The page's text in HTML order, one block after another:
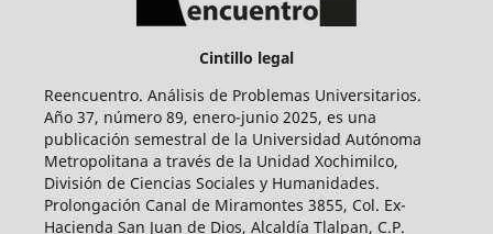
Cintillo legal
Reencuentro. Análisis de Problemas Universitarios.
Año 37, número 89, enero-junio 2025, es una
publicación semestral de la Universidad Autónoma
Metropolitana a través de la Unidad Xochimilco,
División de Ciencias Sociales y Humanidades.
Prolongación Canal de Miramontes 3855, Col. Ex-
Hacienda San Juan de Dios, Alcaldía Tlalpan, C.P.